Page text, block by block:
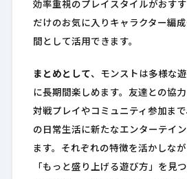
効率重視のプレイスタイルがおす
だけのお気に入りキャラクター編
間として活用できます。
まとめとして、モンストは多様な
に長期間楽しめます。友達との協力
対戦プレイやコミュニティ参加ま
の日常生活に新たなエンターテイ
ます。それぞれの特徴を活かしな
「もっと盛り上げる遊び方」を見